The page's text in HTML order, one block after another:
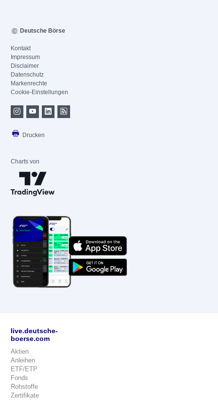
Deutsche Börse
Kontakt
Impressum
Disclaimer
Datenschutz
Markenrechte
Cookie-Einstellungen
Drucken
Charts von
live.deutsche-
boerse.com
Aktien
Anleihen
ETF/ETP
Fonds
Rohstoffe
Zertifikate